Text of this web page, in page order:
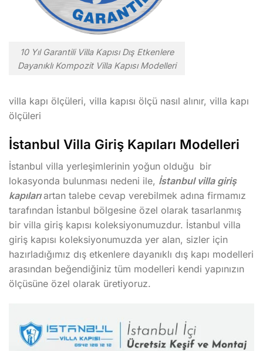
10 Yıl Garantili Villa Kapısı Dış Etkenlere
Dayanıklı Kompozit Villa Kapısı Modelleri
villa kapı ölçüleri, villa kapısı ölçü nasıl alınır, villa kapı
ölçüleri
İstanbul Villa Giriş Kapıları Modelleri
İstanbul villa yerleşimlerinin yoğun olduğu bir
lokasyonda bulunması nedeni ile, İstanbul villa giriş
kapılarıartan talebe cevap verebilmek adına firmamız
tarafından İstanbul bölgesine özel olarak tasarlanmış
bir villa giriş kapısı koleksiyonumuzdur. İstanbul villa
giriş kapısı koleksiyonumuzda yer alan, sizler için
hazırladığımız dış etkenlere dayanıklı dış kapı modelleri
arasından beğendiğiniz tüm modelleri kendi yapınızın
ölçüsüne özel olarak üretiyoruz.